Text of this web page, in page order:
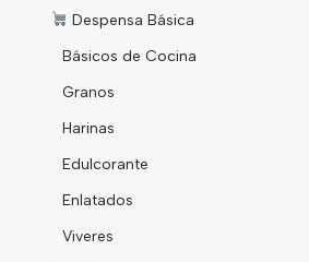
Despensa Básica
Básicos de Cocina
Granos
Harinas
Edulcorante
Enlatados
Viveres